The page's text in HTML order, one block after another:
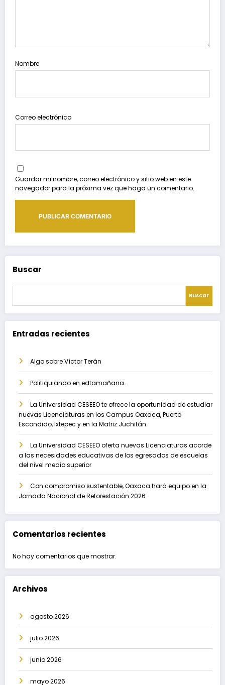
Nombre
Correo electrónico
Guardar mi nombre, correo electrónico y sitio web en este
navegador para la próxima vez que haga un comentario.
Buscar
Buscar
Entradas recientes
Algo sobre Víctor Terán
Politiquiando en edtamañana.
La Universidad CESEEO te ofrece la oportunidad de estudiar
nuevas Licenciaturas en los Campus Oaxaca, Puerto
Escondido, Ixtepec y en la Matriz Juchitán.
La Universidad CESEEO oferta nuevas Licenciaturas acorde
a las necesidades educativas de los egresados de escuelas
del nivel medio superior
Con compromiso sustentable, Oaxaca hará equipo en la
Jornada Nacional de Reforestación 2026
Comentarios recientes
No hay comentarios que mostrar.
Archivos
agosto 2026
julio 2026
junio 2026
mayo 2026